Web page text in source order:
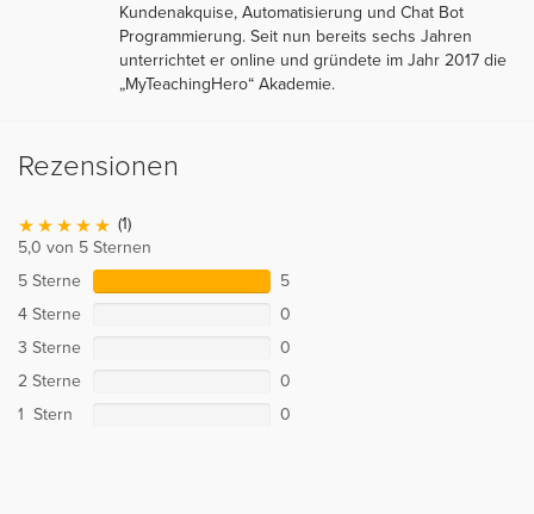
Kundenakquise, Automatisierung und Chat Bot
Programmierung. Seit nun bereits sechs Jahren
unterrichtet er online und gründete im Jahr 2017 die
„MyTeachingHero“ Akademie.
Rezensionen
(1)
5,0 von 5 Sternen
5 Sterne
5
4 Sterne
0
3 Sterne
0
2 Sterne
0
1 Stern
0